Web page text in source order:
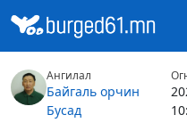
Ангилал
Байгаль орчин
Бусад